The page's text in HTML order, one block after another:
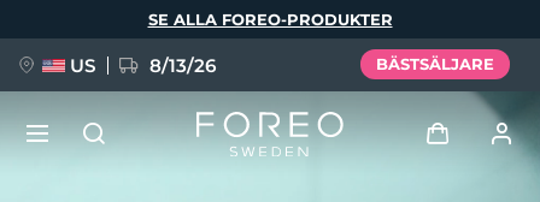
SE ALLA FOREO-PRODUKTER
US 8/13/26 BÄSTSÄLJARE